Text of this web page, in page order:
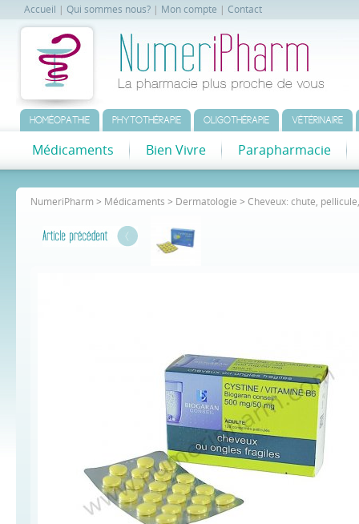
Accueil Qui sommes nous? Mon compte Contact
HOMÉOPATHIE PHYTOTHÉRAPIE OLIGOTHÉRAPIE VÉTÉRINAIRE
Médicaments Bien Vivre Parapharmacie
NumeriPharm > Médicaments > Dermatologie > Cheveux: chute,